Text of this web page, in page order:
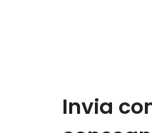
Invia